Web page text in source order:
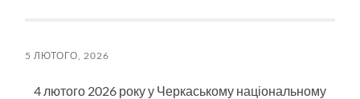
5 ЛЮТОГО, 2026
4 лютого 2026 року у Черкаському національному